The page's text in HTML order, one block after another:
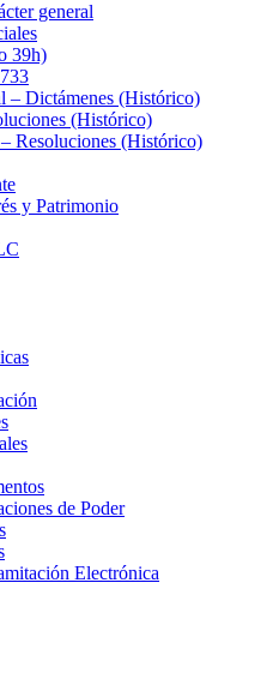
general
39h)
– Dictámenes (Histórico)
(Histórico)
Resoluciones (Histórico)
y Patrimonio
de Poder
Electrónica